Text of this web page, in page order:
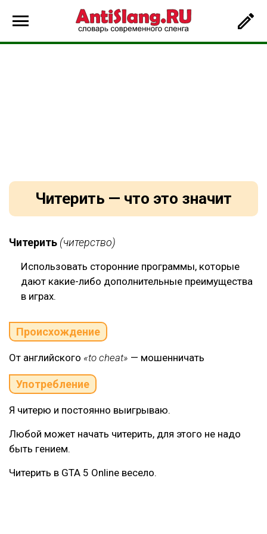
Читерить — что это значит
Читерить (читерство)
Использовать сторонние программы, которые
дают какие-либо дополнительные преимущества
в играх.
Происхождение
От английского «to cheat» — мошенничать
Употребление
Я читерю и постоянно выигрываю.
Любой может начать читерить, для этого не надо
быть гением.
Читерить в GTA 5 Online весело.